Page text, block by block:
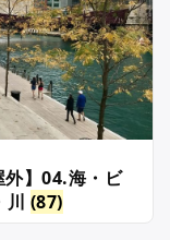
外】04.海・ビ
川 (87)